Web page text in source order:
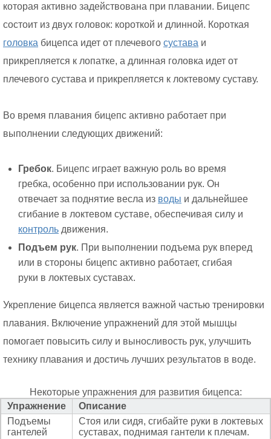
которая активно задействована при плавании. Бицепс
состоит из двух головок: короткой и длинной. Короткая
головка бицепса идет от плечевого сустава и
прикрепляется к лопатке, а длинная головка идет от
плечевого сустава и прикрепляется к локтевому суставу.
Во время плавания бицепс активно работает при
выполнении следующих движений:
Гребок. Бицепс играет важную роль во время
гребка, особенно при использовании рук. Он
отвечает за поднятие весла из воды и дальнейшее
сгибание в локтевом суставе, обеспечивая силу и
контроль движения.
Подъем рук. При выполнении подъема рук вперед
или в стороны бицепс активно работает, сгибая
руки в локтевых суставах.
Укрепление бицепса является важной частью тренировки
плавания. Включение упражнений для этой мышцы
помогает повысить силу и выносливость рук, улучшить
технику плавания и достичь лучших результатов в воде.
Некоторые упражнения для развития бицепса:
Упражнение
Описание
Подъемы
гантелей
Стоя или сидя, сгибайте руки в локтевых
суставах, поднимая гантели к плечам.